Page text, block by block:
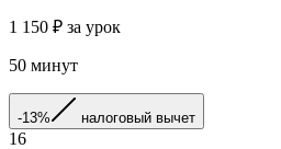
1 150 ₽ за урок
50 минут
-13% налоговый вычет
16